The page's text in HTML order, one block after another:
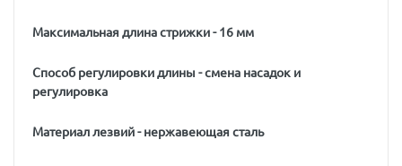
Максимальная длина стрижки - 16 мм
Способ регулировки длины - смена насадок и
регулировка
Материал лезвий - нержавеющая сталь